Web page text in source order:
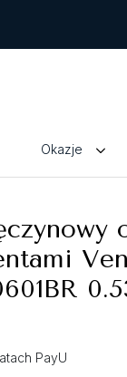
Okazje
PayU